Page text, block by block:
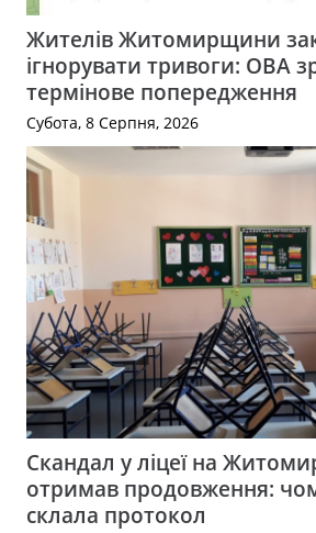
Жителів Житомирщини
ігнорувати тривоги: ОВА
термінове попередження
Субота, 8 Серпня, 2026
Скандал у ліцеї на
отримав продовження:
склала протокол